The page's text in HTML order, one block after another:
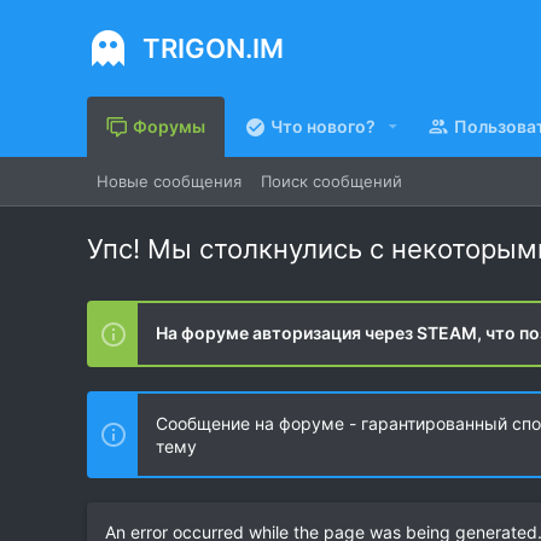
TRIGON.IM
Форумы Что нового?
Новые сообщения Поиск сообщений
Упс! Мы столкнулись с
На форуме авторизация через STEAM, что
Сообщение на форуме - гарантированный
тему
An error occurred while the page was being